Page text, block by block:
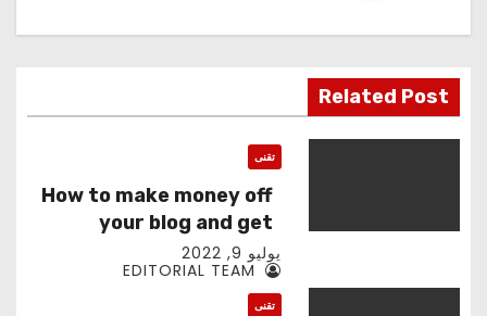
Related Post
تقنى
How to make money off
your blog and get
revenue
يوليو 9, 2022
تقنى